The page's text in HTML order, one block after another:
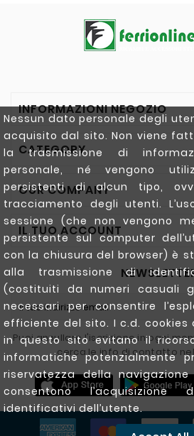
Nessun dato personale degli
acquisito dal sito. Non viene
la trasmissione di
personale, né vengono
persistenti di alcun tipo,
tracciamento degli utenti.
sessione (che non vengono
persistente sul computer
con la chiusura del browser) è
alla trasmissione di
(costituiti da numeri casuali
necessari per consentire
efficiente del sito. I c.d. cookies
in questo sito evitano il
informatiche potenzialmente
riservatezza della
consentono
identificativi dell’utente.
INFORMAZIONI NEGOZIO
CATEGORY
OUR COMPANY
IL TUO ACCOUNT
Puoi annullare l'iscrizione in ogni
cerca le info di contatto